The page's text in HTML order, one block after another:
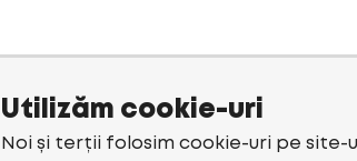
Utilizăm cookie-uri
Noi și terții folosim cookie-uri pe site-